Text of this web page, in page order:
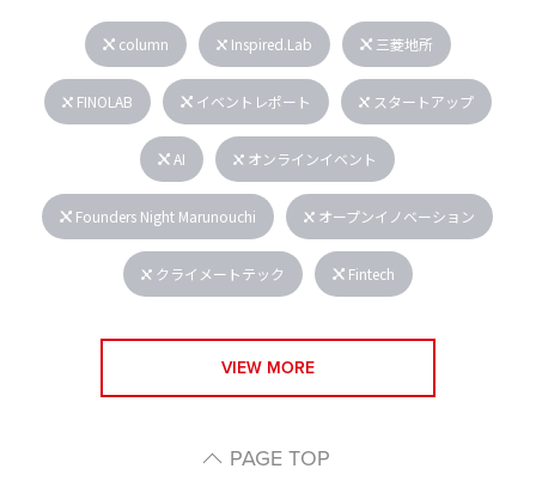
column Inspired.Lab 三菱地所
FINOLAB イベントレポート スタートアップ
AI オンラインイベント
Founders Night Marunouchi オープンイノベーション
クライメートテック Fintech
VIEW MORE
PAGE TOP